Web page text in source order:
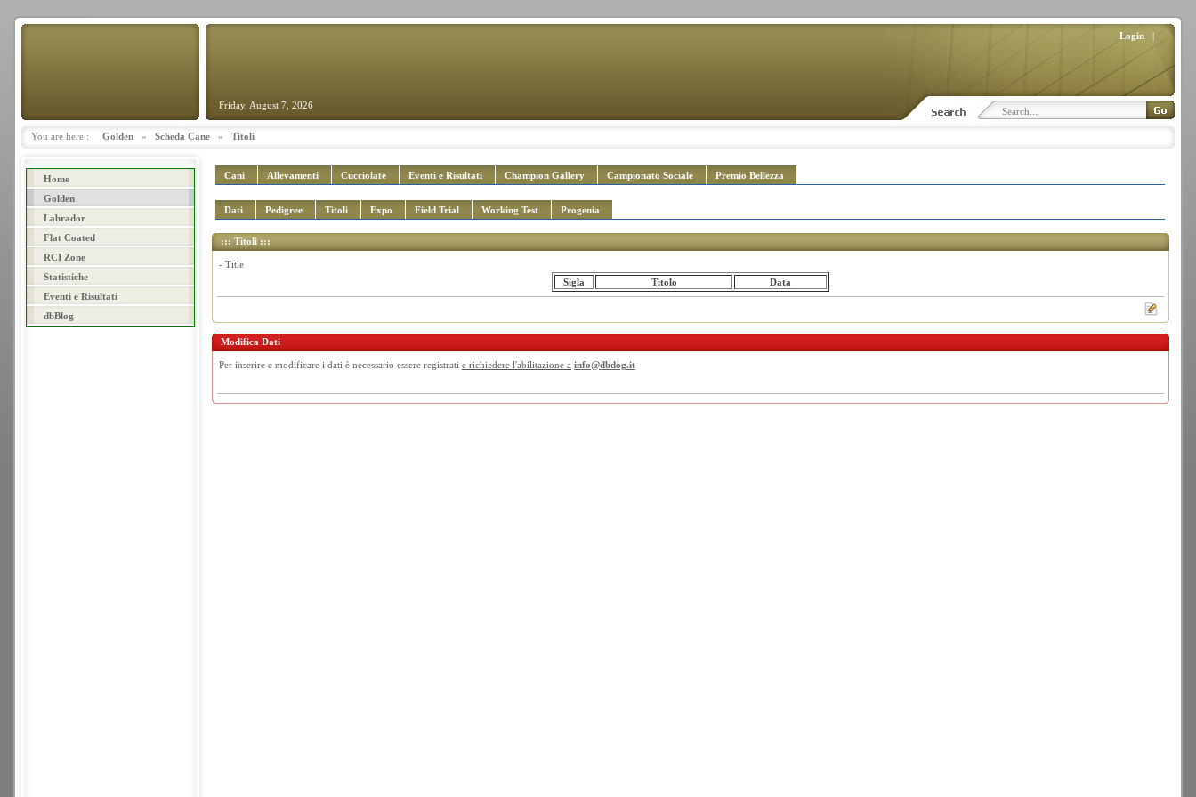
Login |
Friday, August 7, 2026
You are here : Golden » Scheda Cane » Titoli
Home
Golden
Labrador
Flat Coated
RCI Zone
Statistiche
Eventi e Risultati
dbBlog
Cani Allevamenti Cucciolate Eventi e Risultati Champion Gallery Campionato Sociale Premio Bellezza
Dati Pedigree Titoli Expo Field Trial Working Test Progenia
::: Titoli :::
- Title
Sigla
Titolo Data
Modifica Dati
Per inserire e modificare i dati è necessario essere registrati e richiedere l'abilitazione a info@dbdog.it